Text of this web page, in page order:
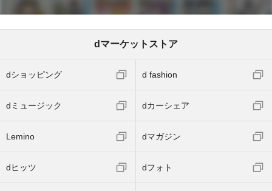
dマーケットストア
dショッピング d fashion
dミュージック dカーシェア
Lemino dマガジン
dヒッツ dフォト